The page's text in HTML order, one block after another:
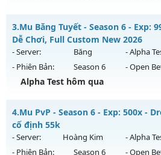
Antihack: Phiên bản mới nhất
✨✨✨ Lục Địa Xưa✨✨✨ -
Mu mới ra tháng 08 2026 - Mở máy
Xưa✨✨✨
vào 13h ngày 01/08/
Exp: 100x - Drop: 20%
Kiểu reset: Reset In Game
Antihack: XTEAM
3.Mu Băng Tuyết - Season 6 - Exp:
Dễ Chơi, Full Custom New 2026
- Server: Băng - Alpha
- Phiên Bản:
Season 6 - Open
Alpha Test hôm qua
Mu Băng Tuyết - Mu Dễ Chơi, Full
Mu mới ra tháng 08 2026 - Mở máy
06/08/2626
4.Mu PvP - Season 6 - Exp: 500x -
cố định 55k
- Server: Hoàng Kim - Alpha
- Phiên Bản:
Season 6 - Open